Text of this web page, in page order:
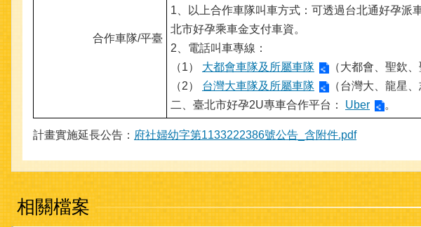
合作車隊/平臺
1、以上合作車隊叫車方式：可透過台北通好孕派
北市好孕乘車金支付車資。
2、電話叫車專線：
（1）
大都會車隊及所屬車隊
（大都會、聖欽
（2）
台灣大車隊及所屬車隊
（台灣大、龍星
二、臺北市好孕2U專車合作平台：
Uber 。
計畫實施延長公告： 府社婦幼字第1133222386號公告_含附件.pdf
相關檔案